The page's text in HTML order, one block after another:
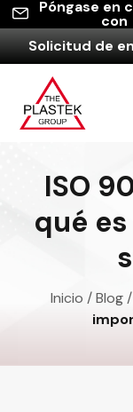
Póngase en
con
Solicitud de
ISO
qué
Inicio /Blog/